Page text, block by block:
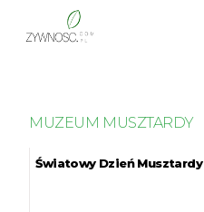
MUZEUM MUSZTARDY
Światowy Dzień Musztardy